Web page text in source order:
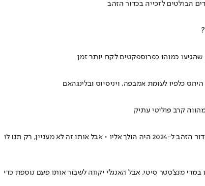
הבולטים לזכייה בכדור הזהב
כמוהו כפרוספקטים לקח יותר זמן
אחד הקשרים הטובים בעולם הפך לשחקן מפתח של נבחרתו וגם האוהדים יודעים - הוא המצטיין במדי לה רוחה • לא סתם אומרים שעם יותר יחסי ציבור, כדור הזהב ל-2024 היה הולך אליו • אבל אותו זה לא מעניין, רק תנו לו
הספרדי מחזיק ברצף אי הפסדים כמעט לזה שהיה לו במדי מנצ'סטר סיטי, אבל האנגלי יקווה לשבור אותו פעם נוספת כדי